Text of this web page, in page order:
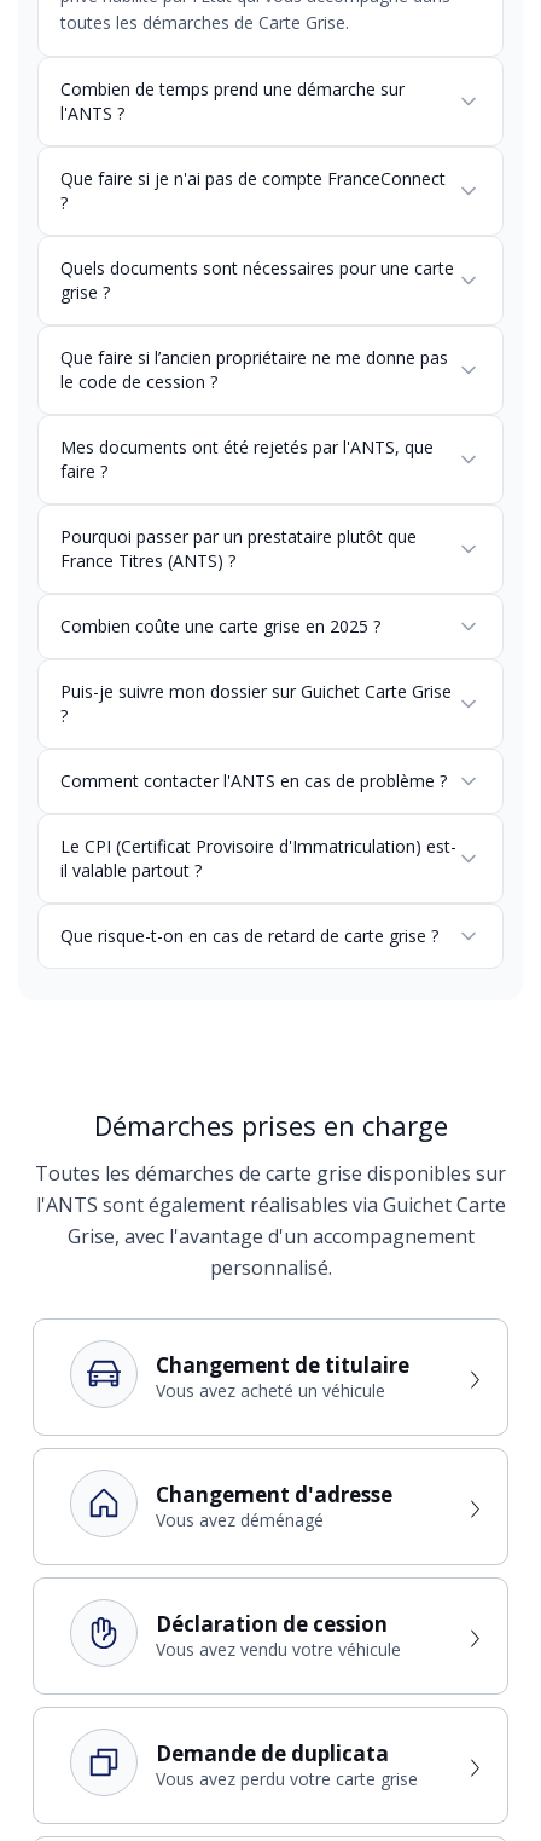
toutes les démarches de Carte Grise.
Combien de temps prend une démarche sur
l'ANTS ?
Que faire si je n'ai pas de compte FranceConnect
?
Quels documents sont nécessaires pour une carte
grise ?
Que faire si l’ancien propriétaire ne me donne pas
le code de cession ?
Mes documents ont été rejetés par l'ANTS, que
faire ?
Pourquoi passer par un prestataire plutôt que
France Titres (ANTS) ?
Combien coûte une carte grise en 2025 ?
Puis-je suivre mon dossier sur Guichet Carte Grise
?
Comment contacter l'ANTS en cas de problème ?
Le CPI (Certificat Provisoire d'Immatriculation) est-
il valable partout ?
Que risque-t-on en cas de retard de carte grise ?
Démarches prises en charge
Toutes les démarches de carte grise disponibles sur
l'ANTS sont également réalisables via Guichet Carte
Grise, avec l'avantage d'un accompagnement
personnalisé.
Changement de titulaire
Vous avez acheté un véhicule
Changement d'adresse
Vous avez déménagé
Déclaration de cession
Vous avez vendu votre véhicule
Demande de duplicata
Vous avez perdu votre carte grise